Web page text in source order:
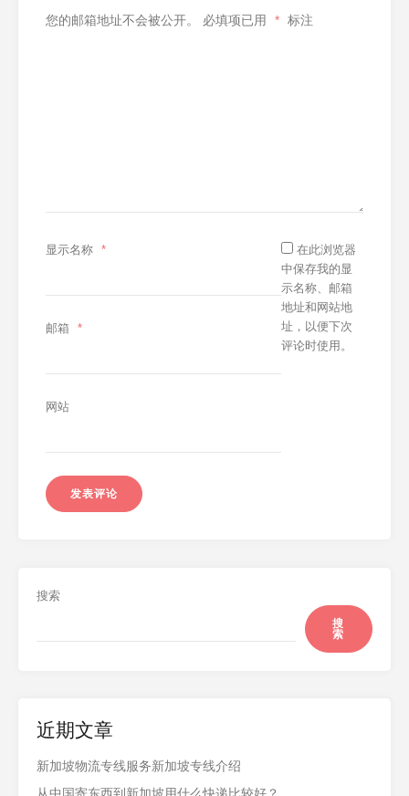
您的邮箱地址不会被公开。 必填项已用 * 标注
显示名称 *
邮箱 *
网站
在此浏览器
中保存我的显
示名称、邮箱
地址和网站地
址，以便下次
评论时使用。
搜索
搜
索
近期文章
新加坡物流专线服务新加坡专线介绍